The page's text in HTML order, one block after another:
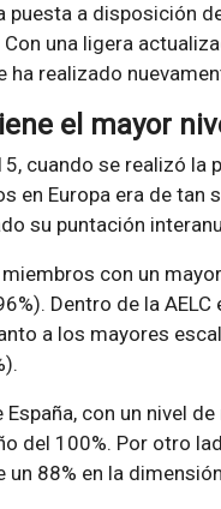
puesta a disposición
una ligera
ha realizado
el mayor
cuando se realizó la
en Europa era de tan
su puntación
con un
Dentro de la
a los mayores
España, con un nivel
del 100%. Por otro
un 88% en la